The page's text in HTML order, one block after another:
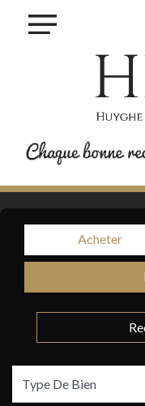
×
INVESTIR
PROJET KROUN -
RESIDENCE IRIS -
PROJET VAUBAN
Acheter